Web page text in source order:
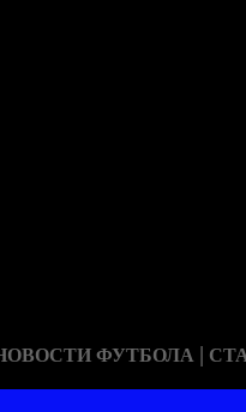
ФУТБОЛА |